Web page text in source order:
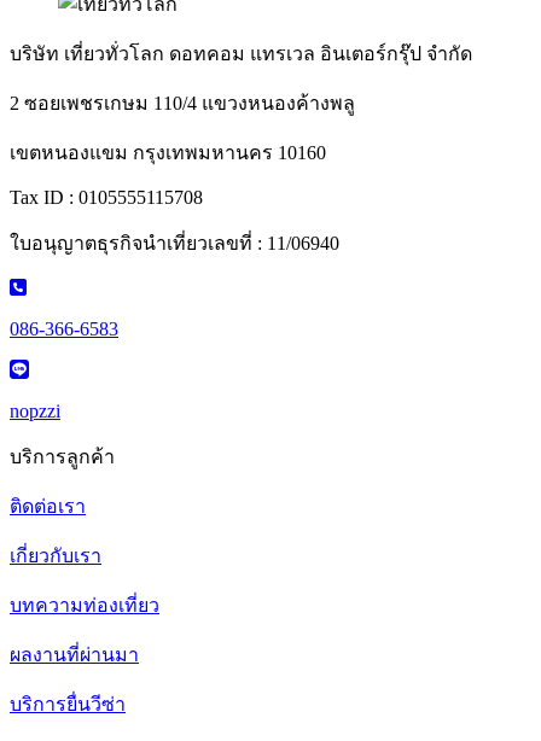
บริษัท เที่ยวทั่วโลก ดอทคอม แทรเวล อินเตอร์กรุ๊ป จำกัด
2 ซอยเพชรเกษม 110/4 แขวงหนองค้างพลู
เขตหนองแขม กรุงเทพมหานคร 10160
Tax ID : 0105555115708
ใบอนุญาตธุรกิจนำเที่ยวเลขที่ : 11/06940
086-366-6583
nopzzi
บริการลูกค้า
ติดต่อเรา
เกี่ยวกับเรา
บทความท่องเที่ยว
ผลงานที่ผ่านมา
บริการยื่นวีซ่า